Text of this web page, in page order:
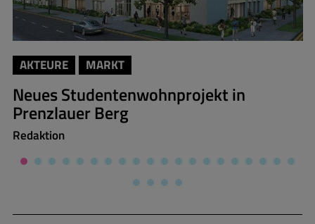
AKTEURE MARKT
Neues Studentenwohnprojekt in
Prenzlauer Berg
Redaktion